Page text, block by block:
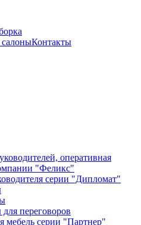
Контакты
оперативная
"Феликс"
серии "Дипломат"
переговоров
мебель серии "Партнер"